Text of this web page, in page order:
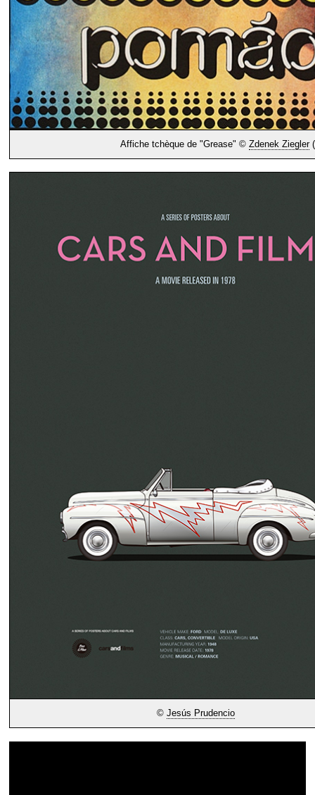
Affiche tchèque de "Grease" © Zdenek Ziegler
© Jesús Prudencio